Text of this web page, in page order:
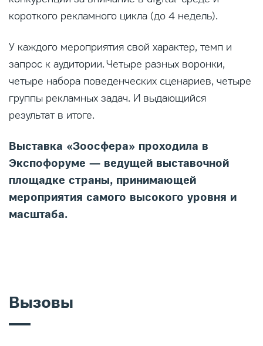
короткого рекламного цикла (до 4 недель).
У каждого мероприятия свой характер, темп и
запрос к аудитории. Четыре разных воронки,
четыре набора поведенческих сценариев, четыре
группы рекламных задач. И выдающийся
результат в итоге.
Выставка «Зоосфера» проходила в
Экспофоруме — ведущей выставочной
площадке страны, принимающей
мероприятия самого высокого уровня и
масштаба.
Вызовы